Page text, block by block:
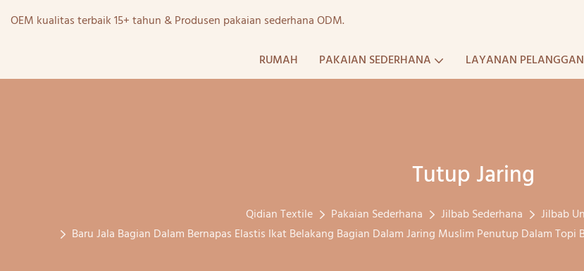
OEM kualitas terbaik 15+ tahun & Produsen pakaian sederhana ODM.
RUMAH PAKAIAN SEDERHANA LAYANAN PELANGGAN
Tutup Jaring
Qidian Textile Pakaian Sederhana Jilbab Sederhana Jilbab
Baru Jala Bagian Dalam Bernapas Elastis Ikat Belakang Bagian Dalam Jaring Muslim Penutup Dalam Topi